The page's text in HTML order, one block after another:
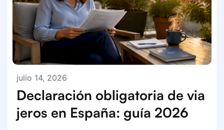
julio 14, 2026
Declaración obligatoria de via
jeros en España: guía 2026